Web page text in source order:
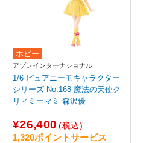
ホビー
アゾンインターナショナル
1/6 ピュアニーモキャラクター
シリーズ No.168 魔法の天使ク
リィミーマミ 森沢優
¥26,400 (税込)
1,320ポイントサービス